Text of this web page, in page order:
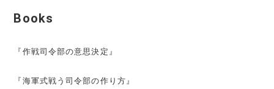
Books
『作戦司令部の意思決定』
『海軍式戦う司令部の作り方』